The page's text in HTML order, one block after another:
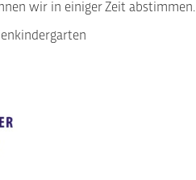
wir in einiger Zeit abstimmen.